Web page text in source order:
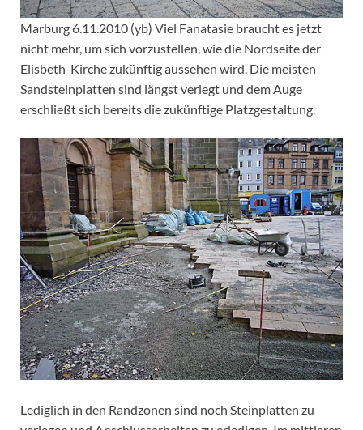
Marburg 6.11.2010 (yb) Viel Fanatasie braucht es jetzt
nicht mehr, um sich vorzustellen, wie die Nordseite der
Elisbeth-Kirche zukünftig aussehen wird. Die meisten
Sandsteinplatten sind längst verlegt und dem Auge
erschließt sich bereits die zukünftige Platzgestaltung.
Lediglich in den Randzonen sind noch Steinplatten zu